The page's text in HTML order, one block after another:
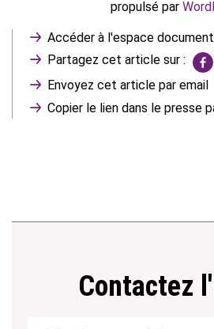
propulsé par
Accéder à l'espace
Partagez cet article sur :
Envoyez cet article par email
Copier le lien dans le presse
Contactez